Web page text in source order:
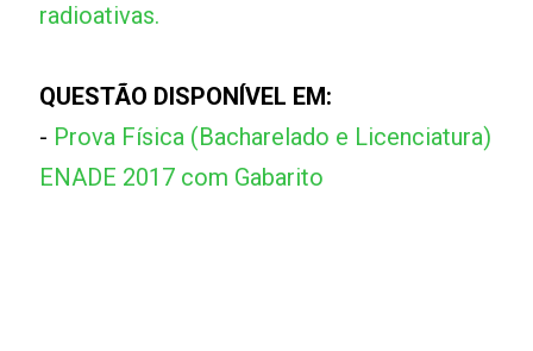
radioativas.
QUESTÃO DISPONÍVEL EM:
- Prova Física (Bacharelado e Licenciatura)
ENADE 2017 com Gabarito